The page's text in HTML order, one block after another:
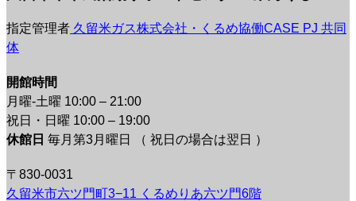
指定管理者 久留米ガス株式会社・くるめ協働CASE PJ 共同
体
開館時間
月曜-土曜 10:00 – 21:00
祝日・日曜 10:00 – 19:00
休館日 毎月第3月曜日 （ 祝日の場合は翌日 ）
〒830-0031
久留米市六ツ門町3−11 くるめりあ六ツ門6階